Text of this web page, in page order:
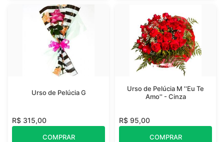
Urso de Pelúcia G
R$ 315,00
COMPRAR
Urso de Pelúcia M ''Eu Te
Amo'' - Cinza
R$ 95,00
COMPRAR